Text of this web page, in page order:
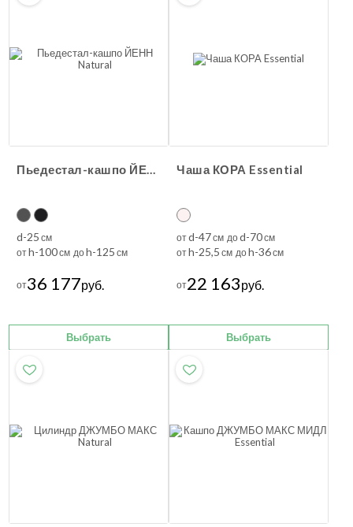
Пьедестал-кашпо ЙЕНН Natural
d-25 см
отh-100см доh-125 см
от36 177руб.
Выбрать
Чаша КОРА Essential
отd-47см доd-70см
отh-25,5 см доh-36см
от22 163руб.
Выбрать